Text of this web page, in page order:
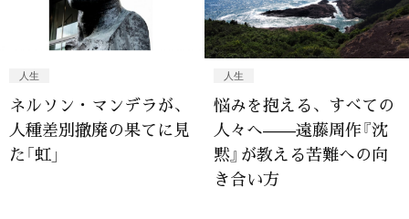
人生
ネルソン・マンデラが、
人種差別撤廃の果てに見
た「虹」
人生
悩みを抱える、すべての
人々へ——遠藤周作『沈
黙』が教える苦難への向
き合い方